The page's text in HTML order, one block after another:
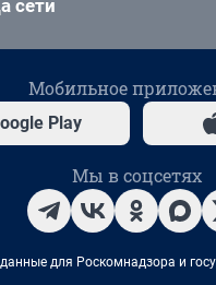
сети
Мобильное
Play
Мы в соцсетях
для Роскомнадзора и